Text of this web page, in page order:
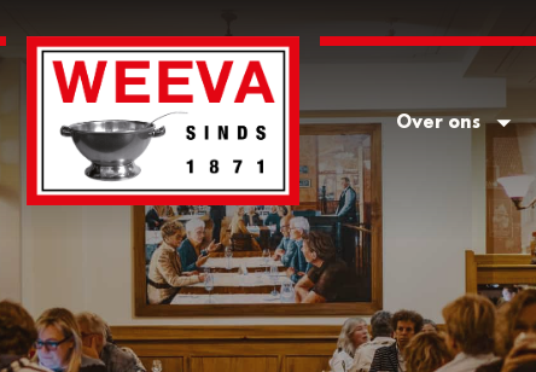
Over ons